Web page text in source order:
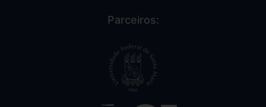
Parceiros: